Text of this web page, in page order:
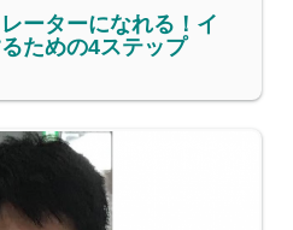
ーターになれる！イ
ための4ステップ